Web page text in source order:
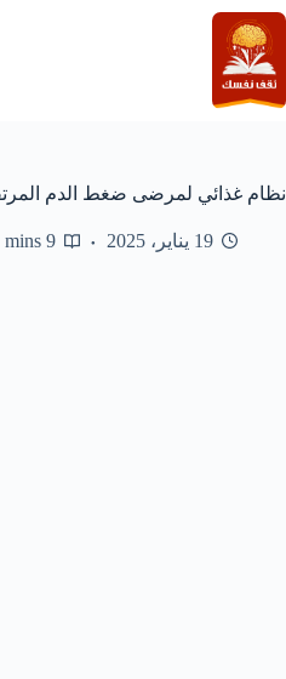
التجاوز
إلى
المحتوى
نظام غذائي لمرضى ضغط الدم
19 يناير، 2025 9 mins